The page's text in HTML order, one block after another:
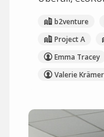
b2venture
Project A
Emma Tracey
Valerie Krämer